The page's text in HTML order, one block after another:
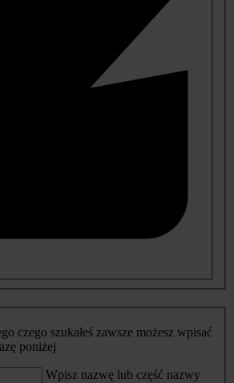
czego szukałeś zawsze możesz wpisać
poniżej
Wpisz nazwę lub część nazwy